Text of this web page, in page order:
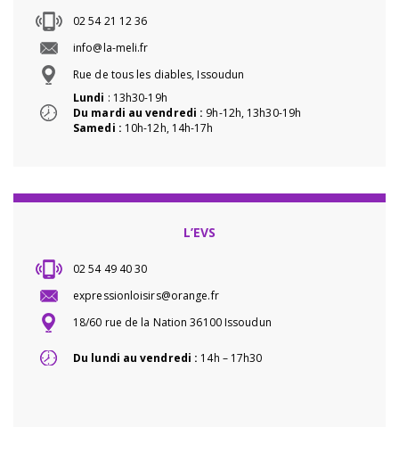
02 54 21 12 36
info@la-meli.fr
Rue de tous les diables, Issoudun
Lundi : 13h30-19h
Du mardi au vendredi : 9h-12h, 13h30-19h
Samedi : 10h-12h, 14h-17h
L’EVS
02 54 49 40 30
expressionloisirs@orange.fr
18/60 rue de la Nation 36100 Issoudun
Du lundi au vendredi : 14h – 17h30